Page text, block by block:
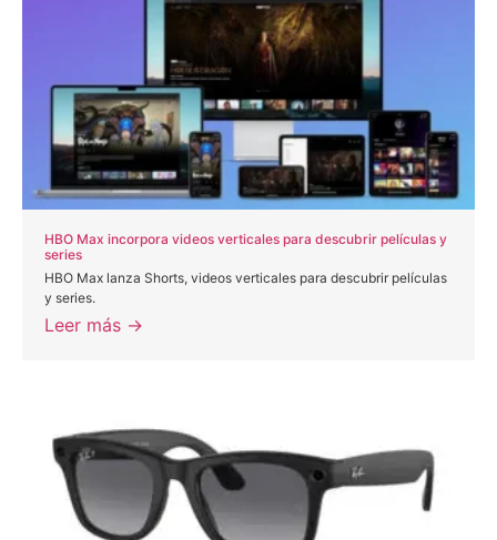
HBO Max incorpora videos verticales para descubrir películas y
series
HBO Max lanza Shorts, videos verticales para descubrir películas
y series.
Leer más →